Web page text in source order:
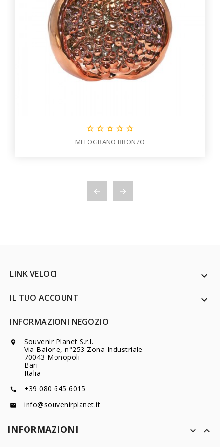
    
MELOGRANO BRONZO
 
LINK VELOCI 
IL TUO ACCOUNT 
INFORMAZIONI NEGOZIO

Souvenir Planet S.r.l.
Via Baione, n°253 Zona Industriale
70043 Monopoli
Bari
Italia
 +39 080 645 6015
 info@souvenirplanet.it
INFORMAZIONI  